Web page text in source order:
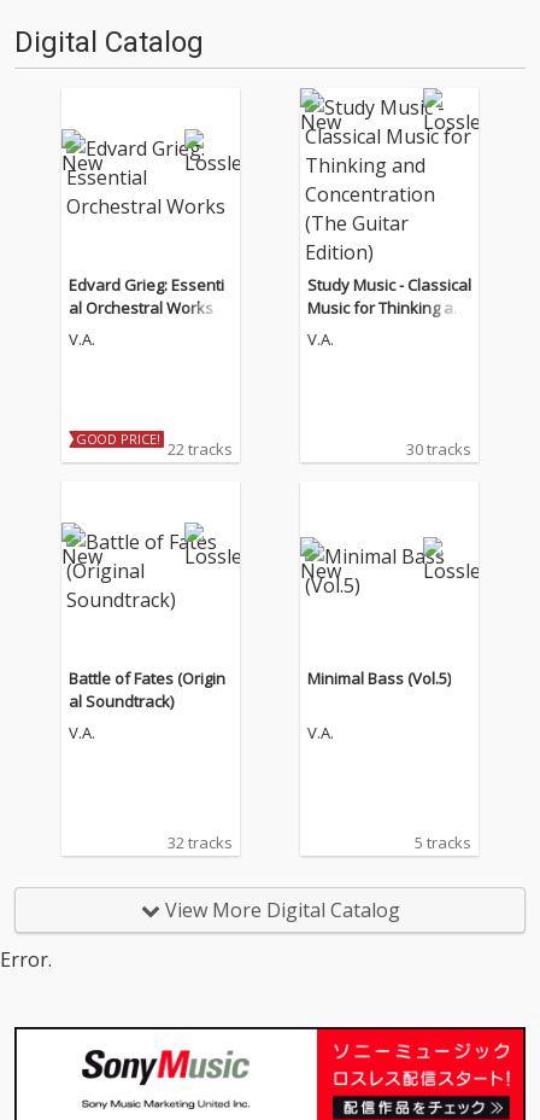
Digital Catalog
Edvard Grieg: Essenti
al Orchestral Works
V.A.
GOOD PRICE! 22 tracks
Study Music - Classical
Music for Thinking an
d Concentration (The
V.A.
30 tracks
Battle of Fates (Origin
al Soundtrack)
V.A.
32 tracks
Minimal Bass (Vol.5)
V.A.
5 tracks
View More Digital Catalog
Error.